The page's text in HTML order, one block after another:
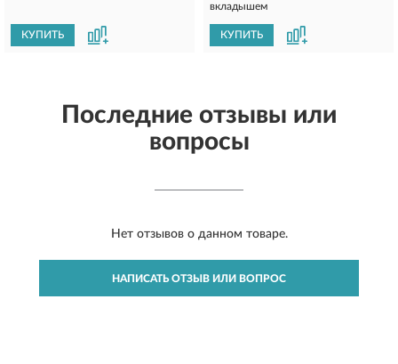
КУПИТЬ
вкладышем
КУПИТЬ
Последние отзывы или
вопросы
Нет отзывов о данном товаре.
НАПИСАТЬ ОТЗЫВ ИЛИ ВОПРОС